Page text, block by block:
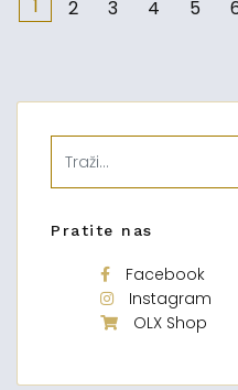
1 2 3 4 5
Pratite nas
Facebook
Instagram
OLX Shop